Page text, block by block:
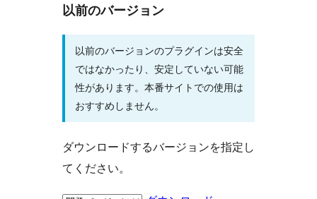
以前のバージョン
以前のバージョンのプラグインは安全
ではなかったり、安定していない可能
性があります。本番サイトでの使用は
おすすめしません。
ダウンロードするバージョンを指定し
てください。